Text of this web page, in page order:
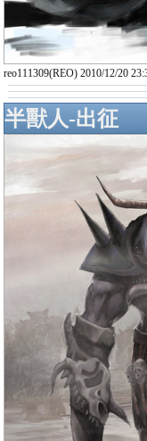
reo111309(REO) 2010/12/20
半獸人-出征